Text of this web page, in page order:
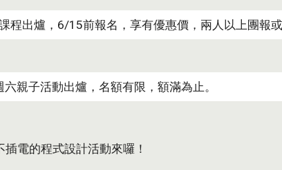
程出爐，6/15前報名，享有優惠價，兩人以上團報
親子活動出爐，名額有限，額滿為止。
插電的程式設計活動來囉！